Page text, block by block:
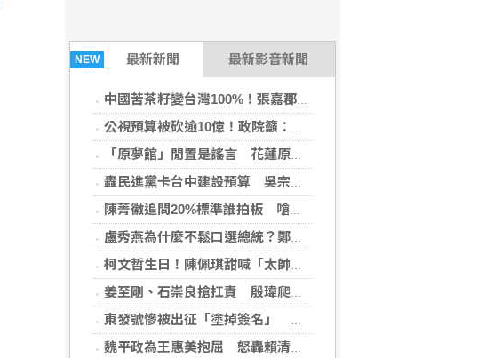
NEW 最新新聞 最新影音新聞
中國苦茶籽變台灣100%！張嘉郡喊杜絕洗產地
公視預算被砍逾10億！政院籲：文化沒藍綠
「原夢館」閒置是謠言 花蓮原民處：5品牌進駐、下半年還有系列活動
轟民進黨卡台中建設預算 吳宗學：賴清德還好意思來？
陳菁徽追問20%標準誰拍板 嗆姜至剛、石崇良「何時下台」
盧秀燕為什麼不鬆口選總統？鄭照新揭答案
柯文哲生日！陳佩琪甜喊「太帥了」
姜至剛、石崇良搶扛責 殷瑋爬梳過程點名賴清德親口背書20%毒油放行
東發號慘被出征「塗掉簽名」 沈伯洋贊成
魏平政為王惠美抱屈 怒轟賴清德「彰化不是選舉時攻擊籌碼」